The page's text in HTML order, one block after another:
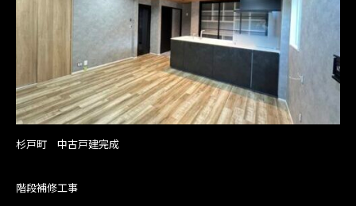
杉戸町 中古戸建完成
階段補修工事